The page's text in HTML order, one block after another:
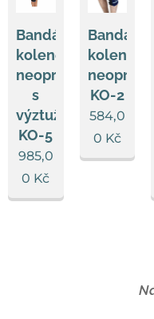
Bandáž
kolene
neoprénová
s
výztuží
KO-5
985,0
0 Kč
Bandáž
kolene
KO-2
584,0
0 Kč